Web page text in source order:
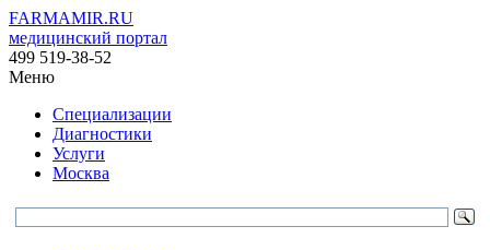
FARMAMIR.RU
медицинский портал
499 519-38-52
Меню
Специализации
Диагностики
Услуги
Москва